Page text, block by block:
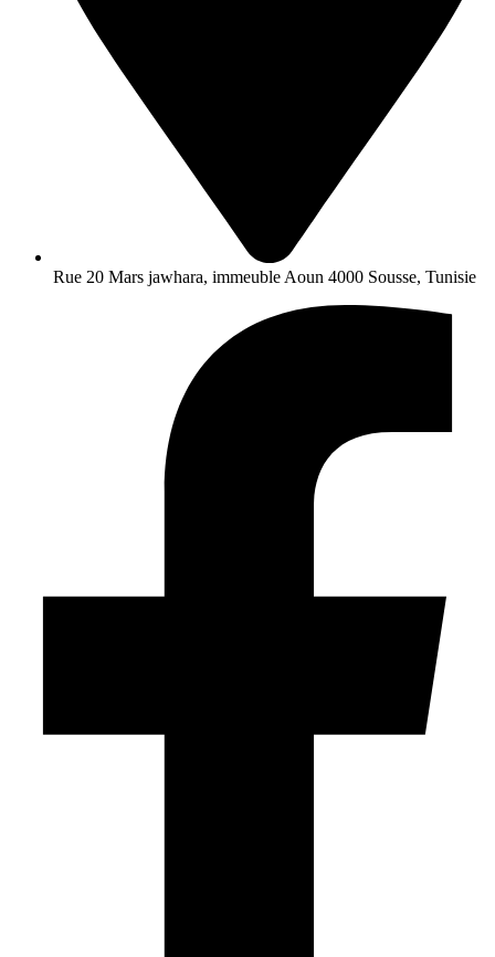
Rue 20 Mars jawhara, immeuble Aoun 4000 Sousse, Tunisie